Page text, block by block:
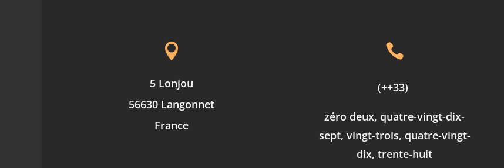

5 Lonjou
56630 Langonnet
France

(++33)
zéro deux, quatre-vingt-dix-
sept, vingt-trois, quatre-vingt-
dix, trente-huit